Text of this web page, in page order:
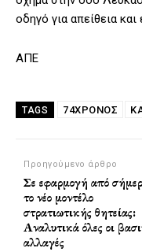
οδηγό για απείθεια
ΑΠΕ
TAGS 74ΧΡΟΝΟΣ
Προηγούμενο άρθρο
Σε εφαρμογή από
το νέο μοντέλο
στρατιωτικής θητείας:
Αναλυτικά όλες οι
αλλαγές